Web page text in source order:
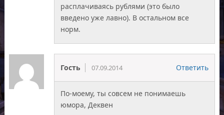
расплачиваясь рублями (это было
введено уже лавно). В остальном все
норм.
Гость 07.09.2014 Ответить
По-моему, ты совсем не понимаешь
юмора, Деквен